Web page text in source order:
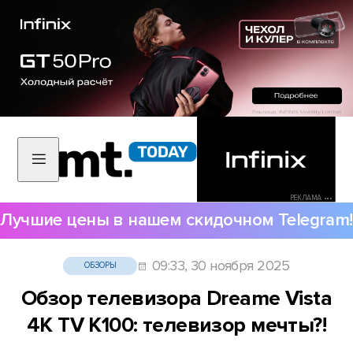
РЕКЛАМА •••
Лучшие цены в нашем скидочном Telegram!
ОБЗОРЫ 09:33, 30 ноября 2025
Обзор телевизора Dreame Vista
4K TV K100: телевизор мечты?!